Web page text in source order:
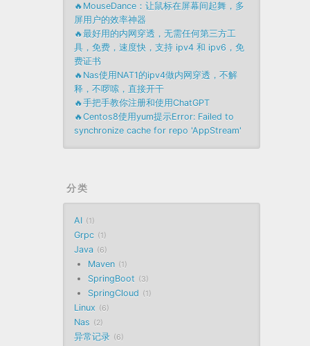
🔥MouseDance：让鼠标在屏幕间起舞，多
屏用户的效率神器
🔥最好用的内网穿透，无需任何第三方工
具，免费，速度快，支持 ipv4 和 ipv6，免
费证书
🔥Nas使用NAT1的ipv4做内网穿透，不解
释，不啰嗦，直接开干
🔥手把手教你注册和使用ChatGPT
🔥Centos8使用yum提示Error: Failed to
synchronize cache for repo 'AppStream'
分类
AI 1
Grpc 1
Java 6
Maven 1
SpringBoot 3
SpringCloud 1
Linux 6
Nas 2
异常记录 6